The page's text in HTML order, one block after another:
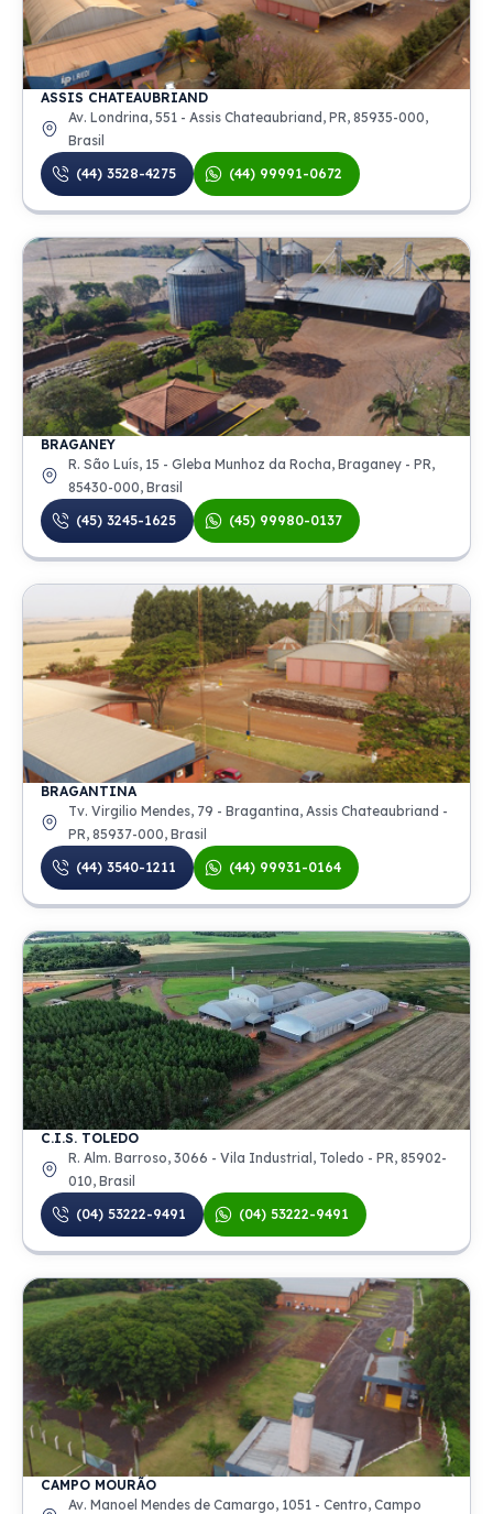
ASSIS CHATEAUBRIAND
Av. Londrina, 551 - Assis Chateaubriand, PR, 85935-000,
Brasil
(44) 3528-4275
(44) 99991-0672
BRAGANEY
R. São Luís, 15 - Gleba Munhoz da Rocha, Braganey - PR,
85430-000, Brasil
(45) 3245-1625
(45) 99980-0137
BRAGANTINA
Tv. Virgilio Mendes, 79 - Bragantina, Assis Chateaubriand -
PR, 85937-000, Brasil
(44) 3540-1211
(44) 99931-0164
C.I.S. TOLEDO
R. Alm. Barroso, 3066 - Vila Industrial, Toledo - PR, 85902-
010, Brasil
(04) 53222-9491
(04) 53222-9491
CAMPO MOURÃO
Av. Manoel Mendes de Camargo, 1051 - Centro, Campo